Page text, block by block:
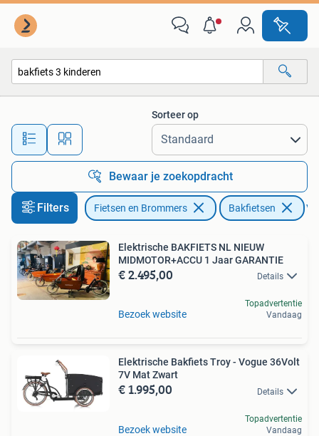
Alle afstanden…
Sorteer op
Bewaar je zoekopdracht
Filters Fietsen en Brommers Bakfietsen
Elektrische BAKFIETS NL NIEUW
MIDMOTOR+ACCU 1 Jaar GARANTIE
€ 2.495,00 Details
Bezoek website
Topadvertentie
Vandaag
Elektrische Bakfiets Troy - Vogue 36Volt
7V Mat Zwart
€ 1.995,00 Details
Bezoek website
Topadvertentie
Vandaag